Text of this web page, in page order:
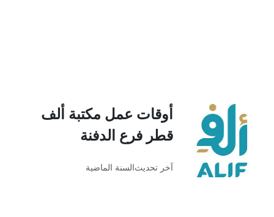
أوقات عمل مكتبة ألف
قطر فرع الدفنة
آخر تحديث السنة الماضية